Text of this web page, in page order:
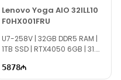
Lenovo Yoga AIO 32ILL10
F0HX001FRU
U7-258V | 32GB DDR5 RAM |
1TB SSD | RTX4050 6GB | 31.5"
5878